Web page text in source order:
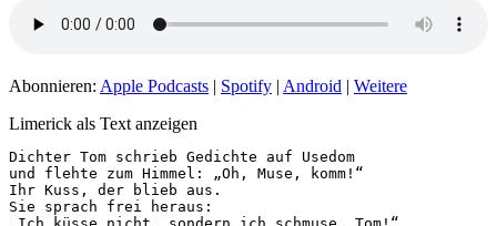
Abonnieren: Apple Podcasts | Spotify | Android | Weitere
Limerick als Text anzeigen
Dichter Tom schrieb Gedichte auf Usedom
und flehte zum Himmel: „Oh, Muse, komm!“
Ihr Kuss, der blieb aus.
Sie sprach frei heraus: